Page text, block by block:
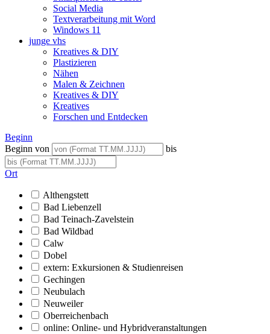
Social Media
Textverarbeitung mit Word
Windows 11
junge vhs
Kreatives & DIY
Plastizieren
Nähen
Malen & Zeichnen
Kreatives & DIY
Kreatives
Forschen und Entdecken
Beginn
Beginn von
bis
Ort
Althengstett
Bad Liebenzell
Bad Teinach-Zavelstein
Bad Wildbad
Calw
Dobel
extern: Exkursionen & Studienreisen
Gechingen
Neubulach
Neuweiler
Oberreichenbach
online: Online- und Hybridveranstaltungen